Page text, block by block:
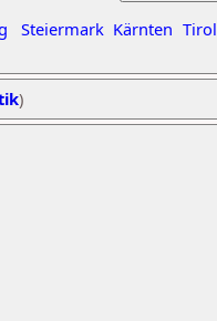
Steiermark Kärnten Tirol
)